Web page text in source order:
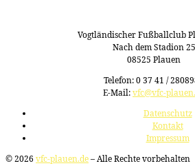
Vogtländischer Fußballclub
Nach dem Stadion 25
08525 Plauen
Telefon: 0 37 41 /
E-Mail:vfc@vfc-
Datenschutz
Kontakt
Impressum
© 2026 vfc-plauen.de– Alle Rechte vorbehalten